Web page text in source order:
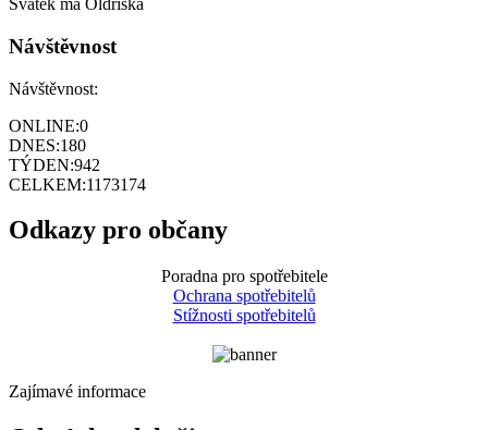
Svátek má Oldřiška
Návštěvnost
Návštěvnost:
ONLINE:0
DNES:180
TÝDEN:942
CELKEM:1173174
Odkazy pro občany
Poradna pro spotřebitele
Ochrana spotřebitelů
Stížnosti spotřebitelů
Zajímavé informace